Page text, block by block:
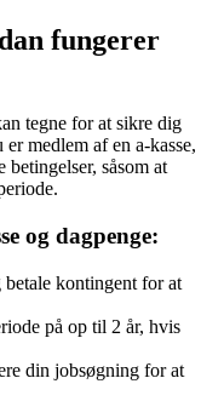
fungerer
tegne for at sikre dig
medlem af en a-kasse,
såsom at
og dagpenge:
kontingent for at
på op til 2 år, hvis
din jobsøgning for at